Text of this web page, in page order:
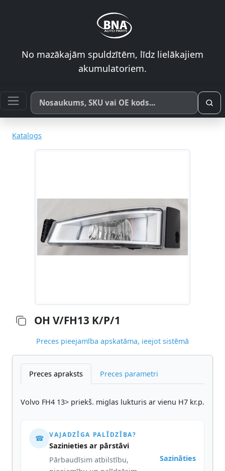
No mazākajām spuldzītēm, līdz lielākajiem
akumulatoriem.
Meklēt pēc produkta nosaukuma, SKU vai OE koda
Katalogs
OH V/FH13 K/P/1
Preces pieejamība apskatāma, ieejot sistēmā
Preces apraksts Preces parametri
Volvo FH4 13> priekš. miglas lukturis ar vienu H7 kr.p.
☎ VAJADZĪGA PALĪDZĪBA?
Sazinieties ar pārstāvi
Pārbaudīsim atbilstību,
Sazināties